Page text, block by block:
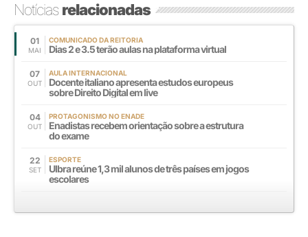
Notíciasrelacionadas
01
MAI
COMUNICADO DA REITORIA
Dias 2 e 3.5 terão aulas na plataforma virtual
07
OUT
AULA INTERNACIONAL
Docente italiano apresenta estudos europeus
sobre Direito Digital em live
04
OUT
PROTAGONISMO NO ENADE
Enadistas recebem orientação sobre a estrutura
do exame
22
SET
ESPORTE
Ulbra reúne 1,3 mil alunos de três países em jogos
escolares